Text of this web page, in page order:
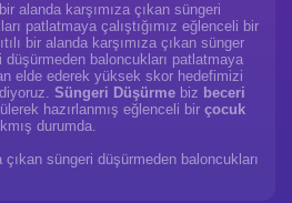
bir alanda karşımıza çıkan süngeri
patlatmaya çalıştığımız eğlenceli bir
bir alanda karşımıza çıkan sünger
baloncukları patlatmaya
elde ederek yüksek skor hedefimizi
Süngeri Düşürme biz beceri
hazırlanmış eğlenceli bir çocuk
durumda.
çıkan süngeri düşürmeden baloncukları